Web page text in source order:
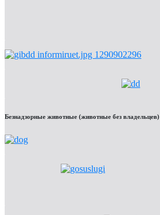
Безнадзорные животные (животные без владельцев)